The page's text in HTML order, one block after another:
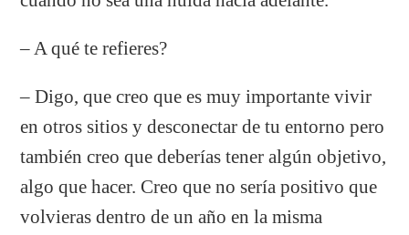
– A qué te refieres?
– Digo, que creo que es muy importante vivir
en otros sitios y desconectar de tu entorno pero
también creo que deberías tener algún objetivo,
algo que hacer. Creo que no sería positivo que
volvieras dentro de un año en la misma